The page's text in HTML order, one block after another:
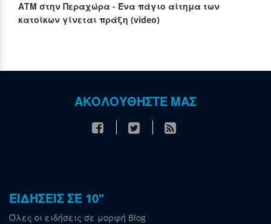
ΑΤΜ στην Περαχώρα - Ένα πάγιο αίτημα των
κατοίκων γίνεται πράξη (video)
ΑΚΟΛΟΥΘΗΣΤΕ ΜΑΣ
ΕΙΔΗΣΕΙΣ ΣΕ 10"
Όλες οι ειδήσεις σε μορφή Blog